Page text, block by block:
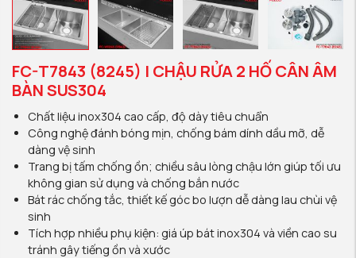
FC-T7843 (8245) | CHẬU RỬA 2 HỐ CÂN ÂM
BÀN SUS304
Chất liệu inox304 cao cấp, độ dày tiêu chuẩn
Công nghệ đánh bóng mịn, chống bám dính dầu mỡ, dễ
dàng vệ sinh
Trang bị tấm chống ồn; chiều sâu lòng chậu lớn giúp tối ưu
không gian sử dụng và chống bắn nước
Bát rác chống tắc, thiết kế góc bo lượn dễ dàng lau chùi vệ
sinh
Tích hợp nhiều phụ kiện: giá úp bát inox304 và viền cao su
tránh gây tiếng ồn và xước